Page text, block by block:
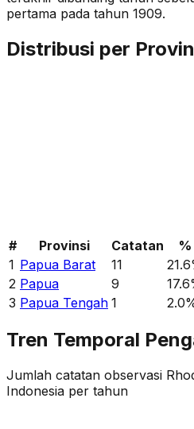
pertama pada tahun 1909.
Distribusi per
# Provinsi Catatan
%
1 Papua Barat 11 21.6
2 Papua 9 17.6
3 Papua Tengah 1 2.0
Tren Temporal
Jumlah catatan observasi
Indonesia per tahun